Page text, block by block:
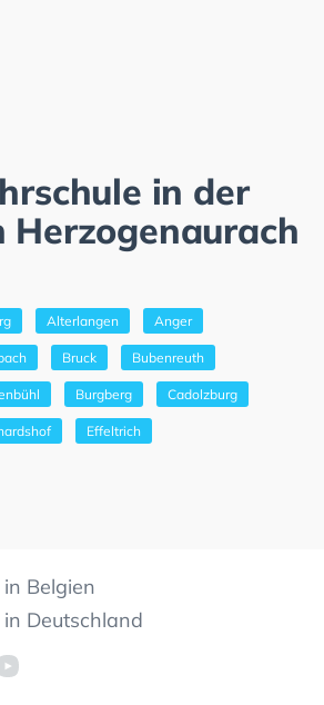
in der
Herzogenaurach
Alterlangen Anger
Bruck Bubenreuth
Burgberg Cadolzburg
Effeltrich
Belgien
Deutschland